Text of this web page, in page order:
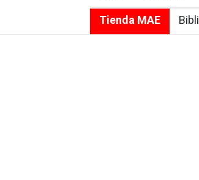
Tienda MAE